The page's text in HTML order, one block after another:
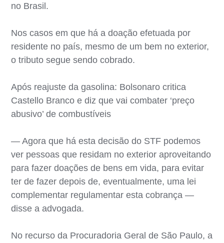
no Brasil.
Nos casos em que há a doação efetuada por
residente no país, mesmo de um bem no exterior,
o tributo segue sendo cobrado.
Após reajuste da gasolina: Bolsonaro critica
Castello Branco e diz que vai combater ‘preço
abusivo’ de combustíveis
— Agora que há esta decisão do STF podemos
ver pessoas que residam no exterior aproveitando
para fazer doações de bens em vida, para evitar
ter de fazer depois de, eventualmente, uma lei
complementar regulamentar esta cobrança —
disse a advogada.
No recurso da Procuradoria Geral de São Paulo, a